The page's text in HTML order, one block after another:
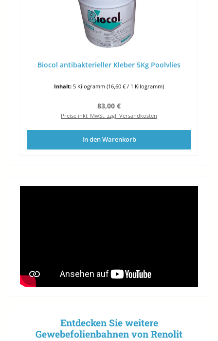
Biocol antibakterieller Kleber 5Kg Poolvlies
Inhalt: 5 Kilogramm (16,60 € / 1 Kilogramm)
Regulärer Preis:
83,00 €
Preise inkl. MwSt. zzgl. Versandkosten
In den Warenkorb
Entdecken Sie weitere
Gewebefolienbahnen von Renolit